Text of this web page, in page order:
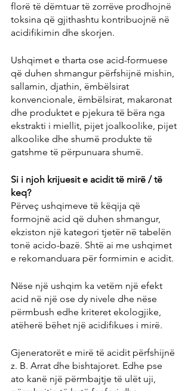
florë të dëmtuar të zorrëve prodhojnë
toksina që gjithashtu kontribuojnë në
acidifikimin dhe skorjen.
Ushqimet e tharta ose acid-formuese
që duhen shmangur përfshijnë mishin,
sallamin, djathin, ëmbëlsirat
konvencionale, ëmbëlsirat, makaronat
dhe produktet e pjekura të bëra nga
ekstrakti i miellit, pijet joalkoolike, pijet
alkoolike dhe shumë produkte të
gatshme të përpunuara shumë.
Si i njoh krijuesit e acidit të mirë / të
keq?
Përveç ushqimeve të këqija që
formojnë acid që duhen shmangur,
ekziston një kategori tjetër në tabelën
tonë acido-bazë. Shtë ai me ushqimet
e rekomanduara për formimin e acidit.
Nëse një ushqim ka vetëm një efekt
acid në një ose dy nivele dhe nëse
përmbush edhe kriteret ekologjike,
atëherë bëhet një acidifikues i mirë.
Gjeneratorët e mirë të acidit përfshijnë
z. B. Arrat dhe bishtajoret. Edhe pse
ato kanë një përmbajtje të ulët uji,